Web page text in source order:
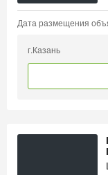
Дата размещения
г.Казань